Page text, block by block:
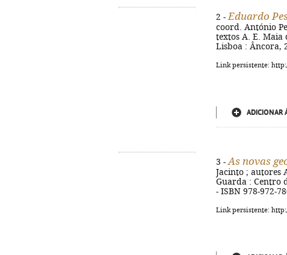
2 - Eduardo
coord. António
textos A. E. Maia
Lisboa : Âncora,
Link persistente:
ADICIONAR
3 - As novas
Jacinto ; autores
Guarda : Centro
- ISBN 978-972-
Link persistente: